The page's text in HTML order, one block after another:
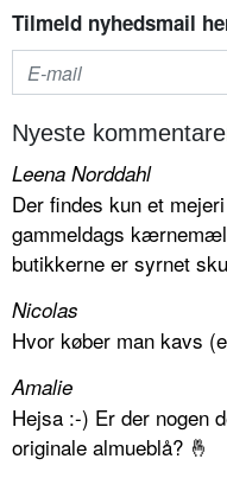
Tilmeld nyhedsmail
Nyeste
Leena Norddahl
Der findes kun et
gammeldags
butikkerne er syrnet
Nicolas
Hvor køber man kavs
Amalie
Hejsa :-) Er der nogen
originale almueblå? 🤞